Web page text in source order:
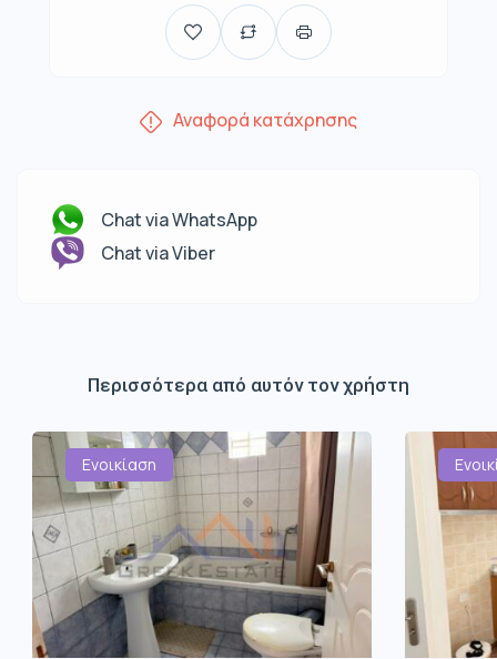
Αναφορά κατάχρησης
Chat via WhatsApp
Chat via Viber
Περισσότερα από αυτόν τον χρήστη
Ενοικίαση